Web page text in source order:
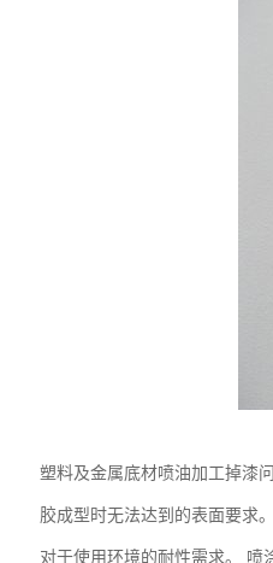
塑料及金属底材喷油加工掉漆
胶成型时无法达到的表面要求
对于使用环境的耐性需求。 喷